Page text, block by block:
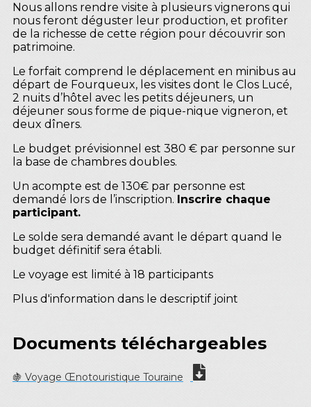
Nous allons rendre visite à plusieurs vignerons qui
nous feront déguster leur production, et profiter
de la richesse de cette région pour découvrir son
patrimoine.
Le forfait comprend le déplacement en minibus au
départ de Fourqueux, les visites dont le Clos Lucé,
2 nuits d’hôtel avec les petits déjeuners, un
déjeuner sous forme de pique-nique vigneron, et
deux dîners.
Le budget prévisionnel est 380 € par personne sur
la base de chambres doubles.
Un acompte est de 130€ par personne est
demandé lors de l’inscription. Inscrire chaque
participant.
Le solde sera demandé avant le départ quand le
budget définitif sera établi.
Le voyage est limité à 18 participants
Plus d'information dans le descriptif joint
Documents téléchargeables
🍇 Voyage Œnotouristique Touraine